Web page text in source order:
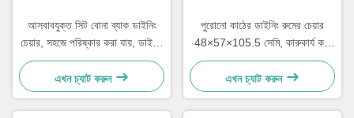
আসবাবযুক্ত সিট বোনা ব্যাক ডাইনিং
চেয়ার, সহজে পরিষ্কার করা যায়, ডাইনিং
রুমের জন্য আরামদায়ক
এখন চ্যাট করুন
পুরোনো কাঠের ডাইনিং রুমের চেয়ার
48×57×105.5 সেমি, কারুকার্য করা
সিঁড়িযুক্ত নরম ব্যাক সহ
এখন চ্যাট করুন